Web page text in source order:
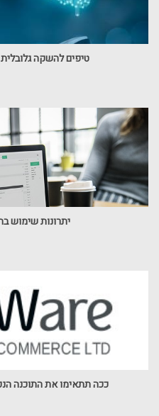
טיפים להשקה
יתרונות שימוש
ככה תתאימו את התוכנה